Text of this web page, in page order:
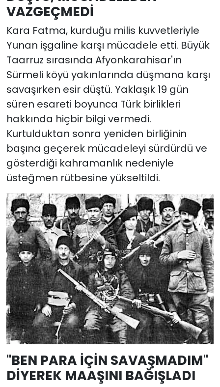
VAZGEÇMEDİ
Kara Fatma, kurduğu milis kuvvetleriyle
Yunan işgaline karşı mücadele etti. Büyük
Taarruz sırasında Afyonkarahisar'ın
Sürmeli köyü yakınlarında düşmana karşı
savaşırken esir düştü. Yaklaşık 19 gün
süren esareti boyunca Türk birlikleri
hakkında hiçbir bilgi vermedi.
Kurtulduktan sonra yeniden birliğinin
başına geçerek mücadeleyi sürdürdü ve
gösterdiği kahramanlık nedeniyle
üsteğmen rütbesine yükseltildi.
"BEN PARA İÇİN SAVAŞMADIM"
DİYEREK MAAŞINI BAĞIŞLADI